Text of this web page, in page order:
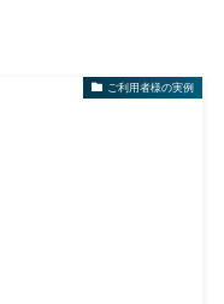
ご利用者様の実例